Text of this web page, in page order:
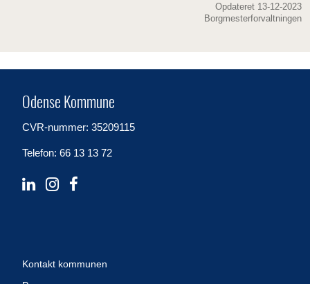
Opdateret 13-12-2023
Borgmesterforvaltningen
Odense Kommune
CVR-nummer: 35209115
Telefon: 66 13 13 72
Kontakt kommunen